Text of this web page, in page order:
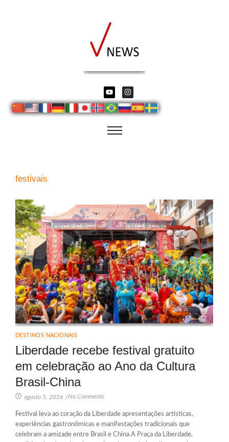
festivais
DESTINOS NACIONAIS
Liberdade recebe festival gratuito
em celebração ao Ano da Cultura
Brasil-China
agosto 5, 2026 /No Comments
Festival leva ao coração da Liberdade apresentações artísticas,
experiências gastronômicas e manifestações tradicionais que
celebram a amizade entre Brasil e China A Praça da Liberdade,